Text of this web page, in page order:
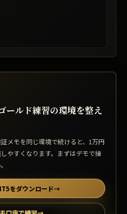
示は遅延する場合があります
ルド練習の環境を整え
メモを同じ環境で続けると、1万円
やすくなります。まずはデモで操
をダウンロード→